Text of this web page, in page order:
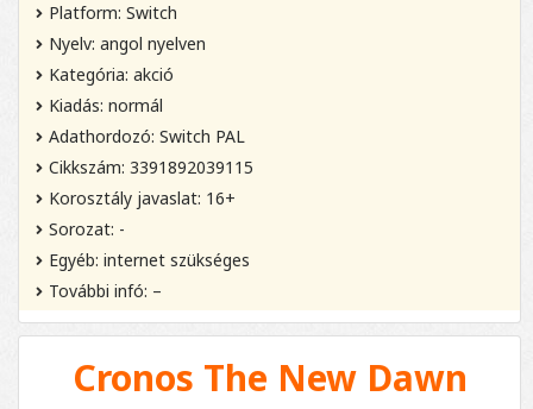
Platform: Switch
Nyelv: angol nyelven
Kategória: akció
Kiadás: normál
Adathordozó: Switch PAL
Cikkszám: 3391892039115
Korosztály javaslat: 16+
Sorozat: -
Egyéb: internet szükséges
További infó: –
Cronos The New Dawn